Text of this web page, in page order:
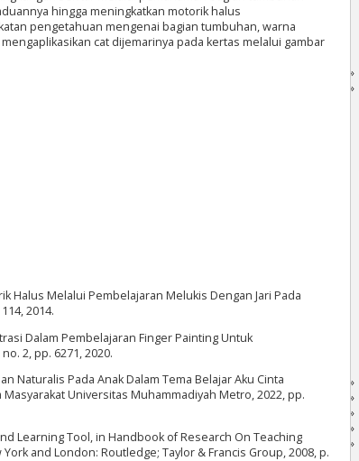
hingga meningkatkan motorik halus
pengetahuan mengenai bagian tumbuhan, warna
cat dijemarinya pada kertas melalui gambar
Halus Melalui Pembelajaran Melukis Dengan Jari Pada
2014.
Dalam Pembelajaran Finger Painting Untuk
2, pp. 6271, 2020.
Naturalis Pada Anak Dalam Tema Belajar Aku Cinta
Universitas Muhammadiyah Metro, 2022, pp.
Learning Tool, in Handbook of Research On Teaching
and London: Routledge; Taylor & Francis Group, 2008, p.